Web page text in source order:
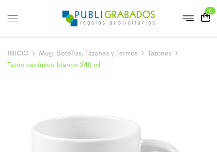
0
INICIO Mug, Botellas, Tazones y Termos
Tazones
Tazón cerámico blanco 240 ml